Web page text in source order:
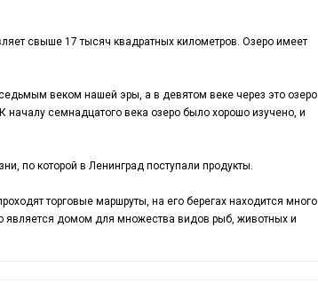
свыше 17 тысяч квадратных километров. Озеро имеет
веком нашей эры, а в девятом веке через это озеро
началу семнадцатого века озеро было хорошо изучено, и
по которой в Ленинград поступали продукты.
торговые маршруты, на его берегах находится много
является домом для множества видов рыб, животных и